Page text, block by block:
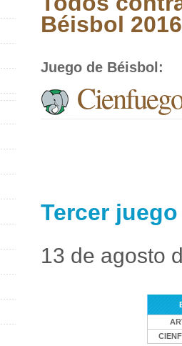
Béisbol
Juego de Béisbol :
Tercer
13 de agosto